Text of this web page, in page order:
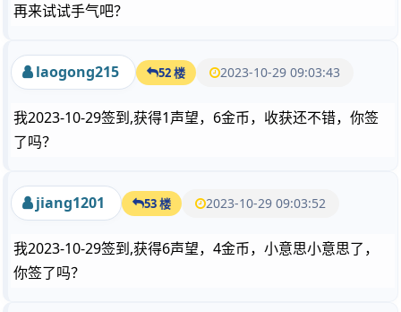
再来试试手气吧？
laogong215 52 楼 2023-10-29 09:03:43
我2023-10-29签到,获得1声望，6金币，收获还不错，你签
了吗？
jiang1201 53 楼 2023-10-29 09:03:52
我2023-10-29签到,获得6声望，4金币，小意思小意思了，
你签了吗？